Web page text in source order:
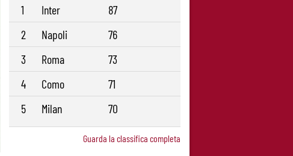
1 Inter
87
2
Napoli
76
3
Roma
73
4
Como
71
5
Milan 70
Guarda la classifica completa